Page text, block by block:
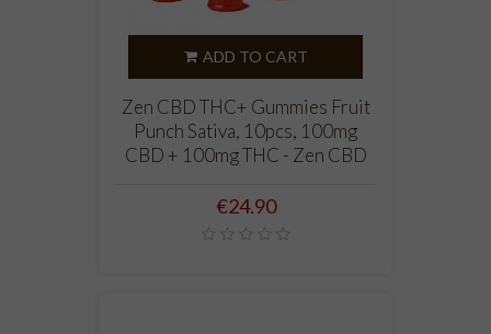
ADD TO CART
Zen CBD THC+ Gummies Fruit
Punch Sativa, 10pcs, 100mg
CBD + 100mg THC - Zen CBD
Price
€24.90